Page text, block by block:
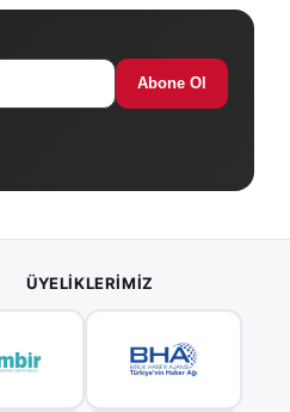
Abone Ol
ÜYELIKLERIMIZ